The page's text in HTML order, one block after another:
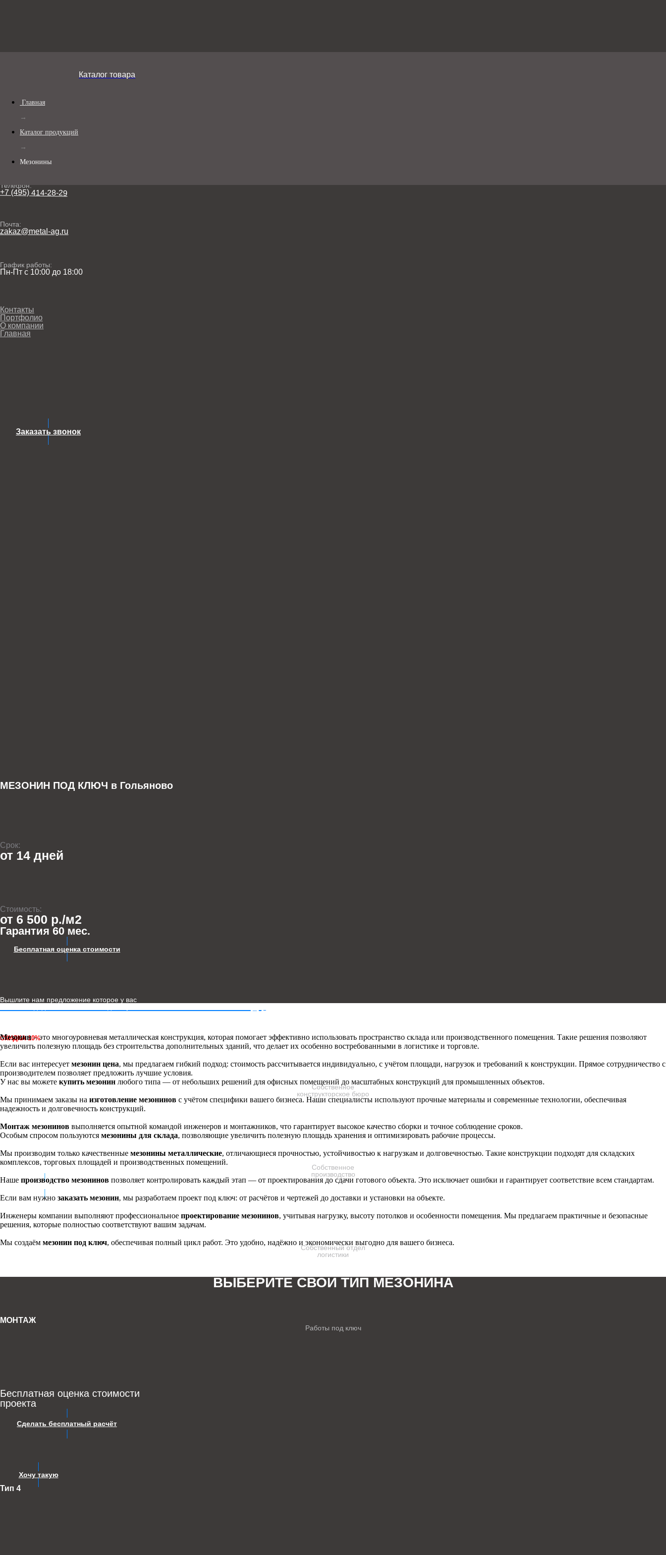
Телефон:
+7 (495) 414-28-29
Почта:
zakaz@metal-ag.ru
График работы:
Пн-Пт с 10:00 до 18:00
Каталог товара
Контакты
Портфолио
О компании
Главная
Заказать звонок
Главная
→
Каталог продукций
→
Мезонины
МЕЗОНИН ПОД КЛЮЧ в Гольяново
Срок:
от 14 дней
Стоимость:
от 6 500 р./м2
Гарантия 60 мес.
Бесплатная оценка стоимости
Вышлите нам предложение которое у вас
СКИДКА 10%- НА ИЗГОТОВЛЕНИЕ ПО ИМЕЮЩЕМУСЯ У ВАС ПРОЕКТУ
паспорт изделия
Проект при заключении
договора бесплатно
Работаем с НДС
3д визуализация в подарок
Отправить файл
НАШИ ПРЕИМУЩЕСТВА
ПРОЕКТИРОВАНИЕ
Собственное
конструкторское бюро
ИЗГОТОВЛЕНИЕ
Собственное
производство
ДОСТАВКА
Собственный отдел
логистики
МОНТАЖ
Работы под ключ
Бесплатная оценка стоимости
проекта
Сделать бесплатный расчёт
ВЫБЕРИТЕ СВОЙ ТИП МЕЗОНИНА
Хочу такую
Тип 4
Мезонин– это многоуровневая металлическая конструкция, которая помогает эффективно использовать пространство склада или производственного помещения. Такие решения позволяют
увеличить полезную площадь без строительства дополнительных зданий, что делает их особенно востребованными в логистике и торговле.
Если вас интересует мезонин цена, мы предлагаем гибкий подход: стоимость рассчитывается индивидуально, с учётом площади, нагрузок и требований к конструкции. Прямое сотрудничество с
производителем позволяет предложить лучшие условия.
У нас вы можете купить мезонин любого типа — от небольших решений для офисных помещений до масштабных конструкций для промышленных объектов.
Мы принимаем заказы на изготовление мезонинов с учётом специфики вашего бизнеса. Наши специалисты используют прочные материалы и современные технологии, обеспечивая
надежность и долговечность конструкций.
Монтаж мезонинов выполняется опытной командой инженеров и монтажников, что гарантирует высокое качество сборки и точное соблюдение сроков.
Особым спросом пользуются мезонины для склада, позволяющие увеличить полезную площадь хранения и оптимизировать рабочие процессы.
Мы производим только качественные мезонины металлические, отличающиеся прочностью, устойчивостью к нагрузкам и долговечностью. Такие конструкции подходят для складских
комплексов, торговых площадей и производственных помещений.
Наше производство мезонинов позволяет контролировать каждый этап — от проектирования до сдачи готового объекта. Это исключает ошибки и гарантирует соответствие всем стандартам.
Если вам нужно заказать мезонин, мы разработаем проект под ключ: от расчётов и чертежей до доставки и установки на объекте.
Инженеры компании выполняют профессиональное проектирование мезонинов, учитывая нагрузку, высоту потолков и особенности помещения. Мы предлагаем практичные и безопасные
решения, которые полностью соответствуют вашим задачам.
Мы создаём мезонин под ключ, обеспечивая полный цикл работ. Это удобно, надёжно и экономически выгодно для вашего бизнеса.